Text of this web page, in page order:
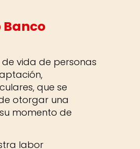
Banco
vida de personas
que se
otorgar una
momento de
labor